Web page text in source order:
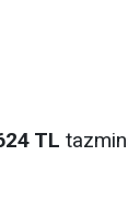
TL